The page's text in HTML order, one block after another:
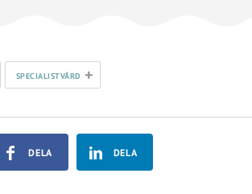
SPECIALISTVÅRD +
DELA DELA